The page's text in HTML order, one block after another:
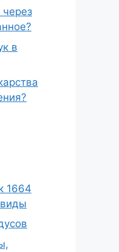
через
в
1664